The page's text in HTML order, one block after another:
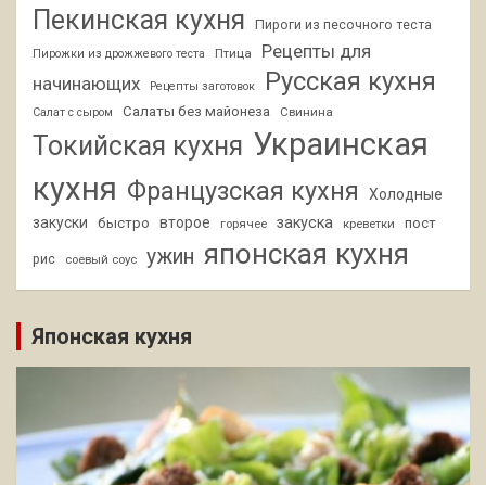
Пекинская кухня Пироги из песочного теста
Пирожки из дрожжевого теста Птица
Рецепты для
начинающих
Рецепты заготовок Русская кухня
Салат с сыром Салаты без майонеза Свинина
Токийская кухня Украинская
кухня Французская кухня
Холодные
закуски
быстро второе горячее закуска креветки пост
рис соевый соус ужин японская кухня
Японская кухня